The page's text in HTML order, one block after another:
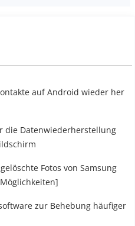
auf Android wieder her
die Datenwiederherstellung
Fotos von Samsung
zur Behebung häufiger